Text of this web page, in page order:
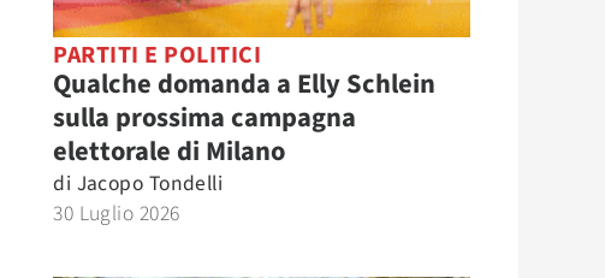
PARTITI E POLITICI
Qualche domanda a Elly Schlein
sulla prossima campagna
elettorale di Milano
di Jacopo Tondelli
30 Luglio 2026